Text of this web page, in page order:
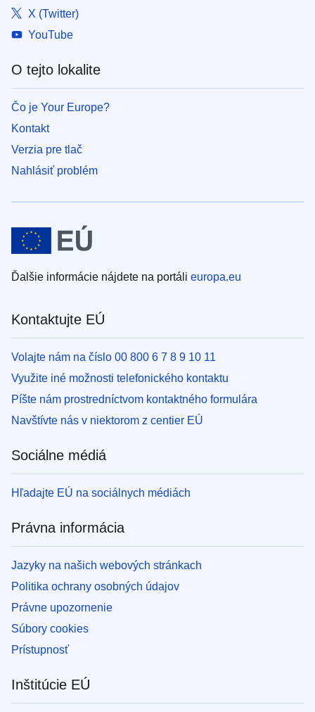
X (Twitter)
YouTube
O tejto lokalite
Čo je Your Europe?
Kontakt
Verzia pre tlač
Nahlásiť problém
Ďalšie informácie nájdete na portáli europa.eu
Kontaktujte EÚ
Volajte nám na číslo 00 800 6 7 8 9 10 11
Využite iné možnosti telefonického kontaktu
Píšte nám prostredníctvom kontaktného formulára
Navštívte nás v niektorom z centier EÚ
Sociálne médiá
Hľadajte EÚ na sociálnych médiách
Právna informácia
Jazyky na našich webových stránkach
Politika ochrany osobných údajov
Právne upozornenie
Súbory cookies
Prístupnosť
Inštitúcie EÚ